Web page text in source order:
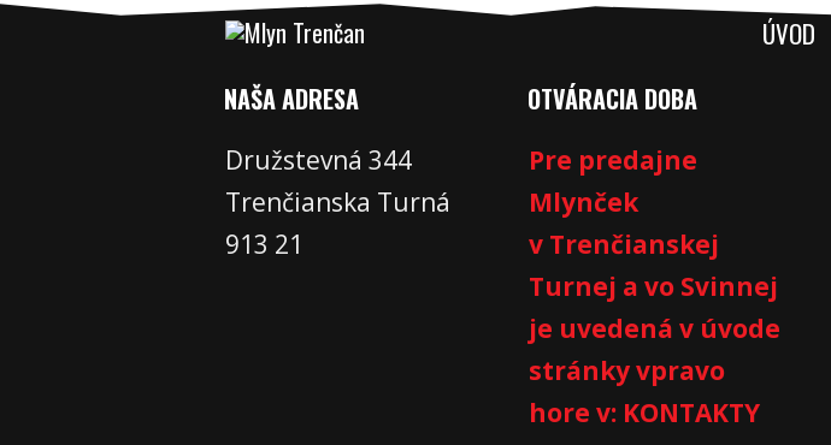
ÚVOD
NAŠA ADRESA
Družstevná 344
Trenčianska Turná
913 21
OTVÁRACIA DOBA
Pre predajne
Mlynček
v Trenčianskej
Turnej a vo Svinnej
je uvedená v úvode
stránky vpravo
hore v: KONTAKTY